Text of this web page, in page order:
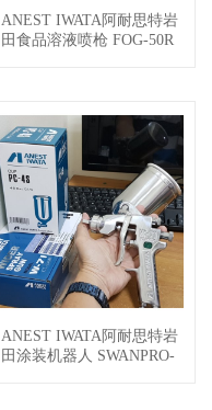
查看详情
ANEST IWATA阿耐思特岩
田食品溶液喷枪 FOG-50R
查看详情
ANEST IWATA阿耐思特岩
田涂装机器人 SWANPRO-